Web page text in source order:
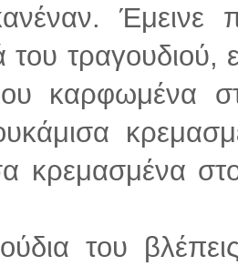
Έμεινε
του τραγουδιού,
καρφωμένα
κρεμασμένα
του